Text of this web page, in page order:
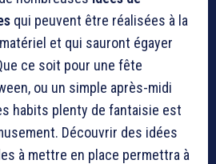
qui peuvent être réalisées à la
et qui sauront égayer
ce soit pour une fête
ou un simple après-midi
habits plenty de fantaisie est
Découvrir des idées
à mettre en place permettra à